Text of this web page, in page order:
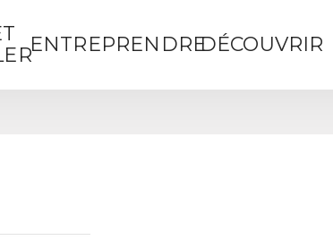
ENTREPRENDREDÉCOUVRIR